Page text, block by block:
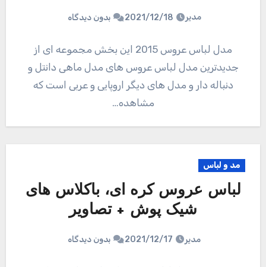
مدیر 2021/12/18 بدون دیدگاه
مدل لباس عروس 2015 این بخش مجموعه ای از
جدیدترین مدل لباس عروس های مدل ماهی دانتل و
دنباله دار و مدل های دیگر اروپایی و عربی است که
مشاهده…
مد و لباس
لباس عروس کره ای، باکلاس های
شیک پوش + تصاویر
مدیر 2021/12/17 بدون دیدگاه